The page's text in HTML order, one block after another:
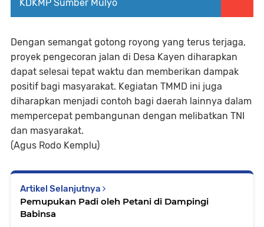
KDKMP Sumber Mulyo
Dengan semangat gotong royong yang terus terjaga,
proyek pengecoran jalan di Desa Kayen diharapkan
dapat selesai tepat waktu dan memberikan dampak
positif bagi masyarakat. Kegiatan TMMD ini juga
diharapkan menjadi contoh bagi daerah lainnya dalam
mempercepat pembangunan dengan melibatkan TNI
dan masyarakat.
(Agus Rodo Kemplu)
Artikel Selanjutnya
Pemupukan Padi oleh Petani di Dampingi
Babinsa